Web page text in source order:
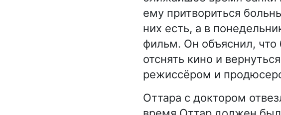
ему притвориться
них есть, а в
фильм. Он объяснил,
отснять кино и
режиссёром и
Оттара с доктором